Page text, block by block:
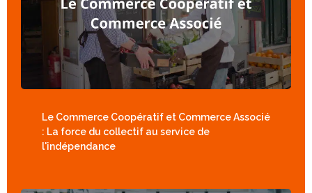
Le Commerce Coopératif et Commerce Associé
: La force du collectif au service de
l'indépendance